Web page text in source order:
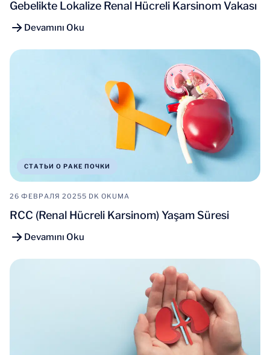
Gebelikte Lokalize Renal Hücreli Karsinom Vakası
Devamını Oku
СТАТЬИ О РАКЕ ПОЧКИ
26 ФЕВРАЛЯ 20255 DK OKUMA
RCC (Renal Hücreli Karsinom) Yaşam Süresi
Devamını Oku